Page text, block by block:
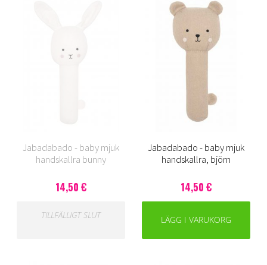
Jabadabado - baby mjuk
handskallra bunny
14,50 €
TILLFÄLLIGT SLUT
Jabadabado - baby mjuk
handskallra, björn
14,50 €
LÄGG I VARUKORG